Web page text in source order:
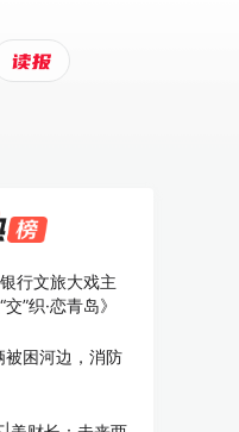
行文旅大戏主
”织·恋青岛》
困河边，消防